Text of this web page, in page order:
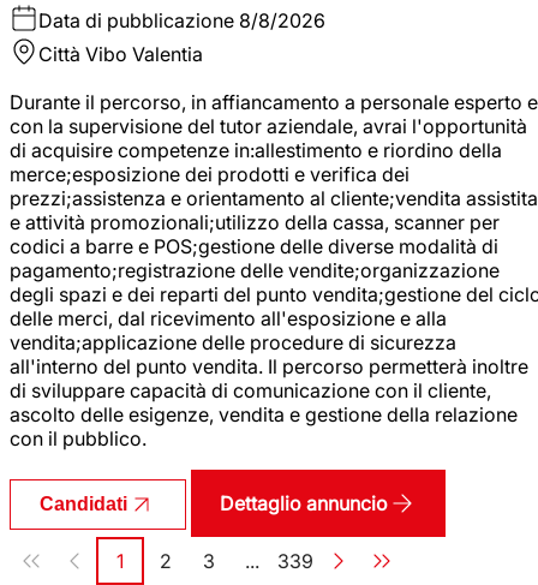
Data di pubblicazione 8/8/2026
Città Vibo Valentia
Durante il percorso, in affiancamento a personale esperto e
con la supervisione del tutor aziendale, avrai l'opportunità
di acquisire competenze in:allestimento e riordino della
merce;esposizione dei prodotti e verifica dei
prezzi;assistenza e orientamento al cliente;vendita assistita
e attività promozionali;utilizzo della cassa, scanner per
codici a barre e POS;gestione delle diverse modalità di
pagamento;registrazione delle vendite;organizzazione
degli spazi e dei reparti del punto vendita;gestione del
delle merci, dal ricevimento all'esposizione e alla
vendita;applicazione delle procedure di sicurezza
all'interno del punto vendita. Il percorso permetterà inoltre
di sviluppare capacità di comunicazione con il cliente,
ascolto delle esigenze, vendita e gestione della relazione
con il pubblico.
Candidati Dettaglio annuncio
Paginazione
Pagina
1 Pagina
2 Pagina
3 ... Pagina
339